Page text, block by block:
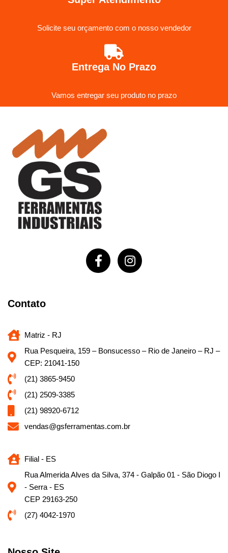
Solicite seu orçamento com o nosso vendedor
Entrega No Prazo
Vamos entregar seu produto no prazo
Contato
Matriz - RJ
Rua Pesqueira, 159 – Bonsucesso – Rio de Janeiro – RJ –
CEP: 21041-150
(21) 3865-9450
(21) 2509-3385
(21) 98920-6712
vendas@gsferramentas.com.br
Filial - ES
Rua Almerida Alves da Silva, 374 - Galpão 01 - São Diogo I
- Serra - ES
CEP 29163-250
(27) 4042-1970